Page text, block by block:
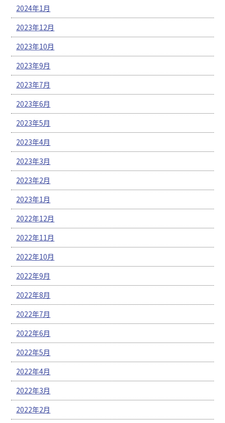
2024年1月
2023年12月
2023年10月
2023年9月
2023年7月
2023年6月
2023年5月
2023年4月
2023年3月
2023年2月
2023年1月
2022年12月
2022年11月
2022年10月
2022年9月
2022年8月
2022年7月
2022年6月
2022年5月
2022年4月
2022年3月
2022年2月